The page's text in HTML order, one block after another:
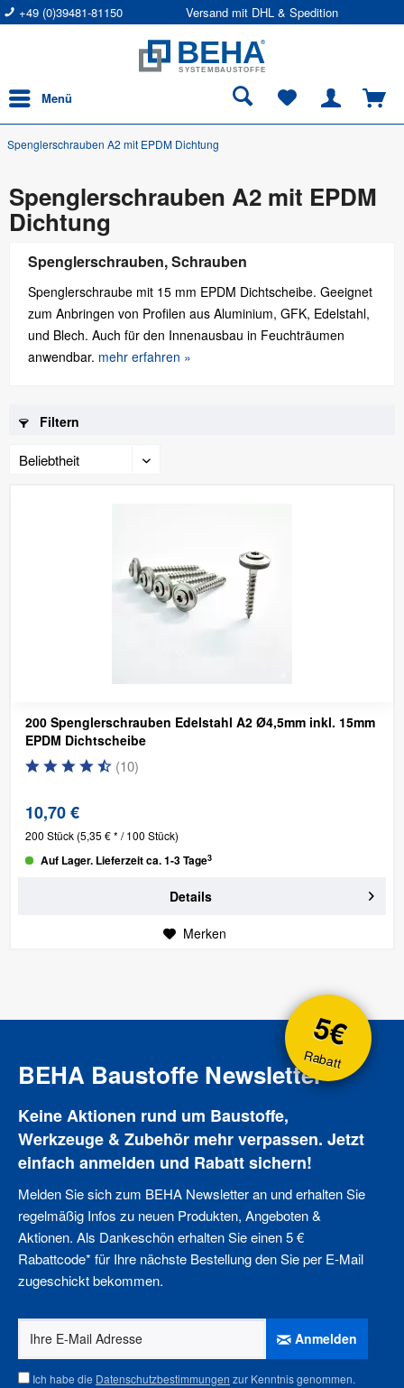
+49 (0)39481-81150 Versand mit DHL & Spedition
Menü
Spenglerschrauben A2 mit EPDM Dichtung
Spenglerschrauben A2 mit EPDM
Dichtung
Spenglerschrauben, Schrauben
Spenglerschraube mit 15 mm EPDM Dichtscheibe. Geeignet
zum Anbringen von Profilen aus Aluminium, GFK, Edelstahl,
und Blech. Auch für den Innenausbau in Feuchträumen
anwendbar. mehr erfahren »
Filtern
200 Spenglerschrauben Edelstahl A2 Ø4,5mm inkl. 15mm
EPDM Dichtscheibe
(10)
10,70 €
200 Stück (5,35 € * / 100 Stück)
Auf Lager. Lieferzeit ca. 1-3 Tage3
Details
Merken
5€
Rabatt
BEHA Baustoffe Newsletter
Keine Aktionen rund um Baustoffe,
Werkzeuge & Zubehör mehr verpassen. Jetzt
einfach anmelden und Rabatt sichern!
Melden Sie sich zum BEHA Newsletter an und erhalten Sie
regelmäßig Infos zu neuen Produkten, Angeboten &
Aktionen. Als Dankeschön erhalten Sie einen 5 €
Rabattcode* für Ihre nächste Bestellung den Sie per E-Mail
zugeschickt bekommen.
Anmelden
Ich habe die Datenschutzbestimmungen zur Kenntnis genommen.